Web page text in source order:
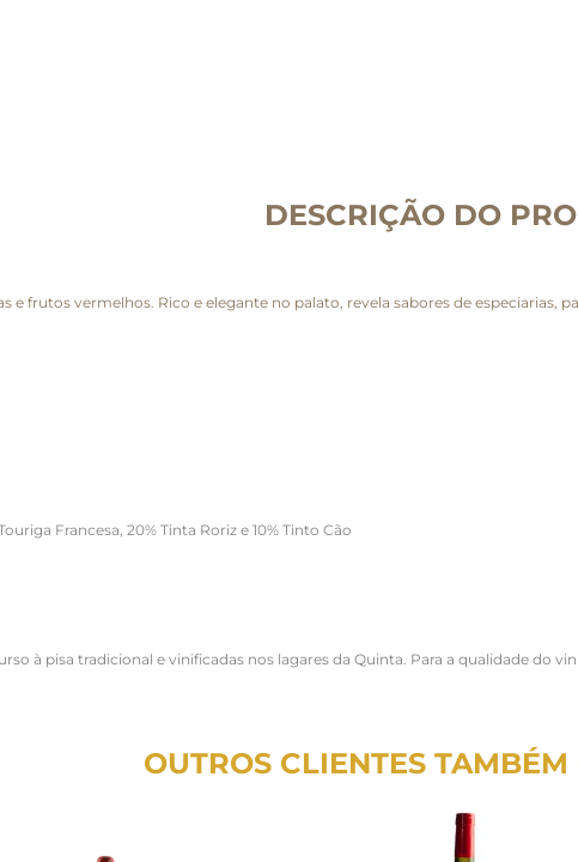
DESCRIÇÃO DO
e frutos vermelhos. Rico e elegante no palato, revela sabores de especiarias,
Francesa, 20% Tinta Roriz e 10% Tinto Cão
à pisa tradicional e vinificadas nos lagares da Quinta. Para a qualidade do
OUTROS CLIENTES